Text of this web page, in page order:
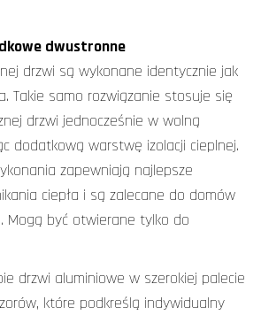
dwustronne
drzwi są wykonane identycznie jak
Takie samo rozwiązanie stosuje się
drzwi jednocześnie w wolną
dodatkową warstwę izolacji cieplnej.
zapewniają najlepsze
ciepła i są zalecane do domów
Mogą być otwierane tylko do
drzwi aluminiowe w szerokiej palecie
, które podkreślą indywidualny